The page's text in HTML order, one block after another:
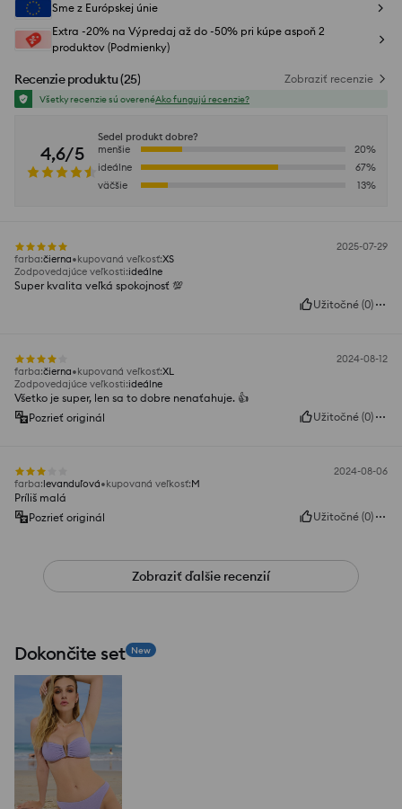
Sme z Európskej únie
Extra -20% na Výpredaj až do -50% pri kúpe aspoň 2
produktov (Podmienky)
Recenzie produktu(25) Zobraziť recenzie
Všetky recenzie sú overenéAko fungujú recenzie?
4,6/5
Sedel produkt dobre?
menšie
20%
ideálne
67%
väčšie
13%
2025-07-29
farba:čierna kupovaná veľkosť:XS
Zodpovedajúce veľkosti:ideálne
Super kvalita veľká spokojnosť 💯
Užitočné (0)
2024-08-12
farba:čierna kupovaná veľkosť:XL
Zodpovedajúce veľkosti:ideálne
Všetko je super, len sa to dobre nenaťahuje. 👍️
Pozrieť originál
Užitočné (0)
2024-08-06
farba:levanduľová kupovaná veľkosť:M
Príliš malá
Pozrieť originál
Užitočné (0)
Zobraziť ďalšie recenzií
Dokončite set New